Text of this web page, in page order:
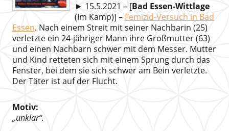
► 15.5.2021 – [Bad Essen-Wittlage
(Im Kamp)] – Femizid-Versuch in Bad
Essen. Nach einem Streit mit seiner Nachbarin (25)
verletzte ein 24-jähriger Mann ihre Großmutter (63)
und einen Nachbarn schwer mit dem Messer. Mutter
und Kind retteten sich mit einem Sprung durch das
Fenster, bei dem sie sich schwer am Bein verletzte.
Der Täter ist auf der Flucht.
Motiv:
„unklar“.